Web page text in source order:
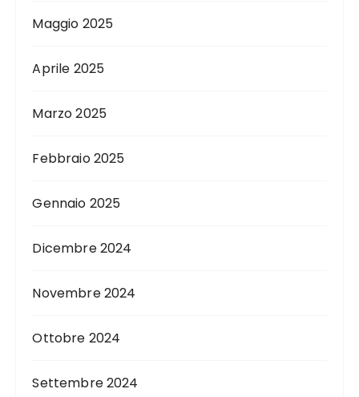
Maggio 2025
Aprile 2025
Marzo 2025
Febbraio 2025
Gennaio 2025
Dicembre 2024
Novembre 2024
Ottobre 2024
Settembre 2024